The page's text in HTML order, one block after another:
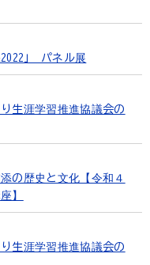
」 パネル展
生涯学習推進協議会の
の歴史と文化【令和４
】
生涯学習推進協議会の